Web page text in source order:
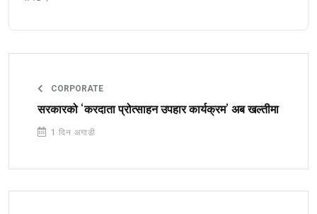
CORPORATE
सरकारको ‘करदाता प्रोत्साहन उपहार कार्यक्रम’ अब खल्तीमा
1 दिन अगाडी